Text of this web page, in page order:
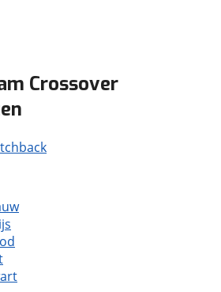
Crossover